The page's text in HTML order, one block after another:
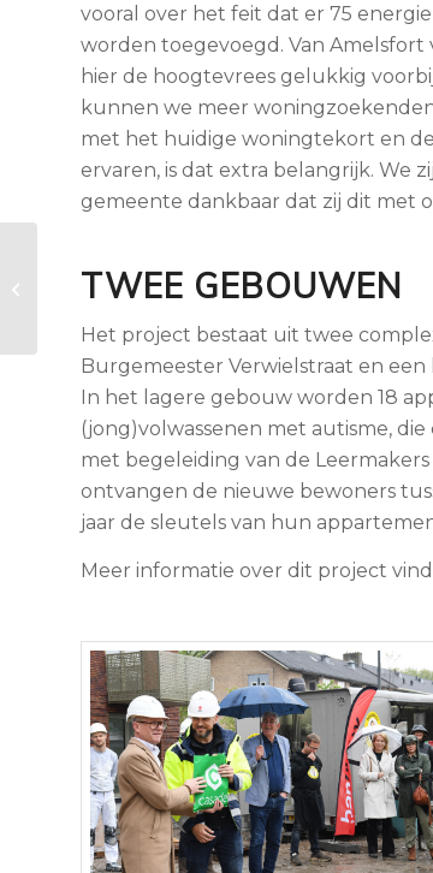
vooral over het feit dat er 75
worden toegevoegd. Van
hier de hoogtevrees gelukkig
kunnen we meer
met het huidige woningtekort en
ervaren, is dat extra belangrijk. We
gemeente dankbaar dat zij dit met
TWEE GEBOUWEN
Het project bestaat uit twee
Burgemeester Verwielstraat en
In het lagere gebouw worden 18
(jong)volwassenen met autisme,
met begeleiding van de
ontvangen de nieuwe bewoners
jaar de sleutels van hun
Meer informatie over dit project vind
de Klokkengietery:
een nieuw hoofdstuk
voor Aarle-Rixtel